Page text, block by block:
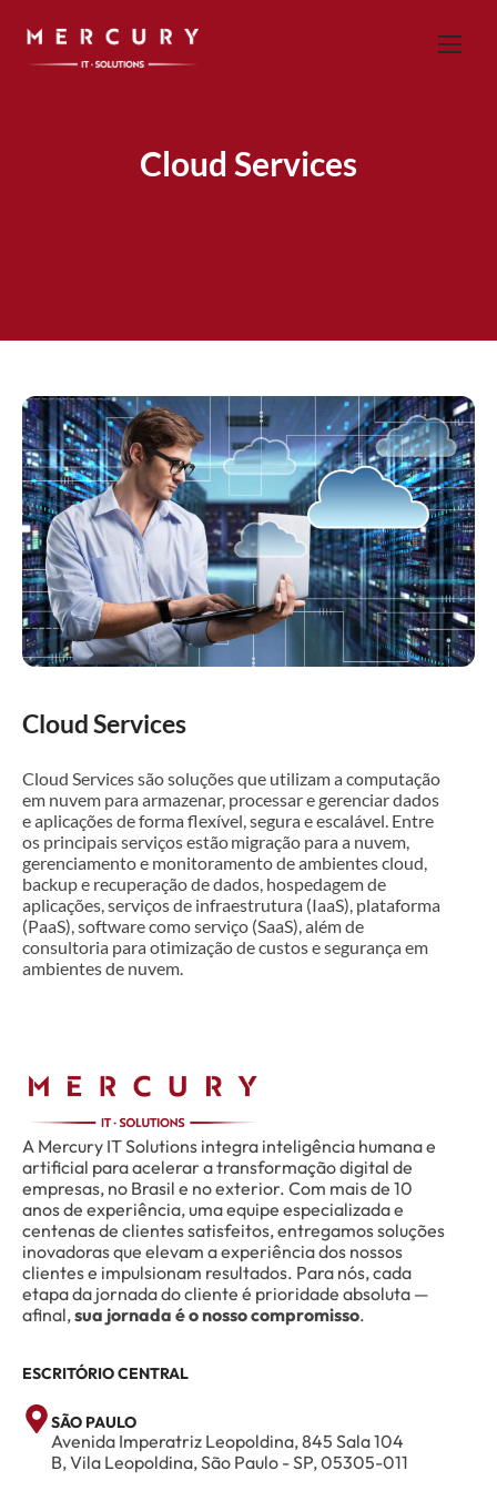
Cloud Services
Cloud Services
Cloud Services são soluções que utilizam a computação
em nuvem para armazenar, processar e gerenciar dados
e aplicações de forma flexível, segura e escalável. Entre
os principais serviços estão migração para a nuvem,
gerenciamento e monitoramento de ambientes cloud,
backup e recuperação de dados, hospedagem de
aplicações, serviços de infraestrutura (IaaS), plataforma
(PaaS), software como serviço (SaaS), além de
consultoria para otimização de custos e segurança em
ambientes de nuvem.
A Mercury IT Solutions integra inteligência humana e
artificial para acelerar a transformação digital de
empresas, no Brasil e no exterior. Com mais de 10
anos de experiência, uma equipe especializada e
centenas de clientes satisfeitos, entregamos soluções
inovadoras que elevam a experiência dos nossos
clientes e impulsionam resultados. Para nós, cada
etapa da jornada do cliente é prioridade absoluta —
afinal,sua jornada é o nosso compromisso.
ESCRITÓRIO CENTRAL
SÃO PAULO
Avenida Imperatriz Leopoldina, 845 Sala 104
B, Vila Leopoldina, São Paulo - SP, 05305-011